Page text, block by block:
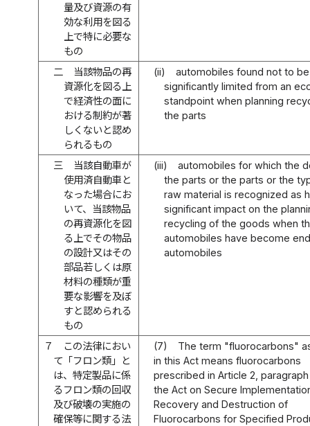
量及び資源の有
効な利用を図る
上で特に必要な
もの
二
当該物品の再
資源化を図る上
で経済性の面に
おける制約が著
しくないと認め
られるもの
(ii)
automobiles found not to be
significantly limited from an
standpoint when planning
the parts
三
当該自動車が
使用済自動車と
なった場合にお
いて、当該物品
の再資源化を図
る上でその物品
の設計又はその
部品若しくは原
材料の種類が重
要な影響を及ぼ
すと認められる
もの
(iii)
automobiles for which the
the parts or the parts or the
raw material is recognized as
significant impact on the
recycling of the goods when
automobiles have become
automobiles
７
この法律におい
て「フロン類」と
は、特定製品に係
るフロン類の回収
及び破壊の実施の
確保等に関する法
(7)
The term "fluorocarbons"
in this Act means fluorocarbons
prescribed in Article 2,
the Act on Secure
Recovery and Destruction of
Fluorocarbons for Specified